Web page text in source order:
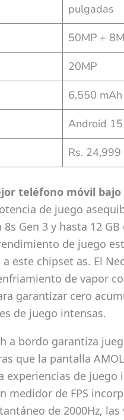
pulgadas
50MP +
20MP
6,550 mAh
Android
Rs. 24,999
teléfono móvil
de juego
Gen 3 y hasta 12 GB
de juego
este chipset as. El
de vapor
garantizar cero
de juego intensas.
a bordo garantiza
que la pantalla
experiencias de juego
medidor de FPS
de 2000Hz,